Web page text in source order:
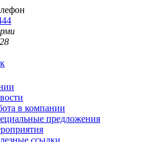
в компании
предложения
ссылки